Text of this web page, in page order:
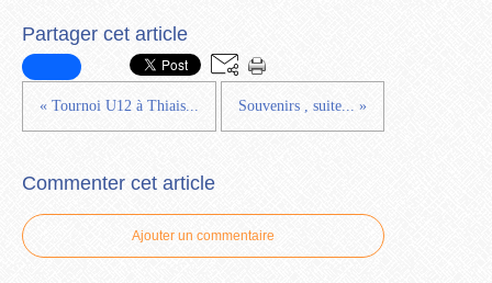
Partager cet article
« Tournoi U12 à Thiais... Souvenirs , suite... »
Commenter cet article
Ajouter un commentaire